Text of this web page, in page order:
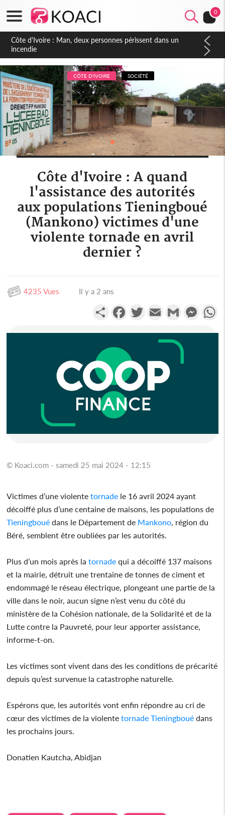
0
Côte d'Ivoire : Séileu, la célébration de la fête nationale
transformée en vaste campagne contre les produits
dépigmentants dangereux
CÔTE D'IVOIRE SOCIÉTÉ
Côte d'Ivoire : A quand
l'assistance des autorités
aux populations Tieningboué
(Mankono) victimes d'une
violente tornade en avril
dernier ?
4235 Vues Il y a 2 ans
PartagerFacebookTwitterEmail Gmail
© Koaci.com - samedi 25 mai 2024 - 12:15
Victimes d’une violentetornade le 16 avril 2024 ayant
décoiffé plus d’une centaine de maisons, les populations de
Tieningboué dans le Département de Mankono , région du
Béré, semblent être oubliées par les autorités.
Plus d’un mois après latornade qui a décoiffé 137 maisons
et la mairie, détruit une trentaine de tonnes de ciment et
endommagé le réseau électrique, plongeant une partie de la
ville dans le noir, aucun signe n’est venu du côté du
ministère de la Cohésion nationale, de la Solidarité et de la
Lutte contre la Pauvreté, pour leur apporter assistance,
informe-t-on.
Les victimes sont vivent dans des les conditions de précarité
depuis qu’est survenue la catastrophe naturelle.
Espérons que, les autorités vont enfin répondre au cri de
cœur des victimes de la violentetornade Tieningboué dans
les prochains jours.
Donatien Kautcha, Abidjan